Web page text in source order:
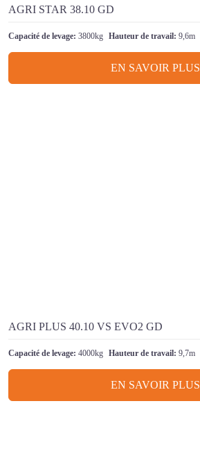
AGRI STAR 38.10 GD
Capacité de levage: 3800kg Hauteur de travail: 9,6m
EN SAVOIR PLUS
AGRI PLUS 40.10 VS EVO2 GD
Capacité de levage: 4000kg Hauteur de travail: 9,7m
EN SAVOIR PLUS